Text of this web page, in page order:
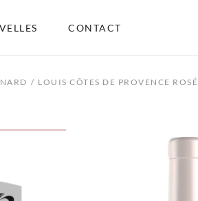
CONTACT
LOUIS CÔTES DE PROVENCE ROSÉ